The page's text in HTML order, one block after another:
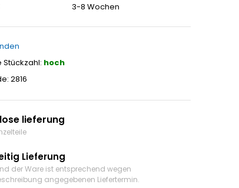
3-8 Wochen
hoch
2816
lieferung
Lieferung
der Ware ist entsprechend wegen
angegebenen Liefertermin.